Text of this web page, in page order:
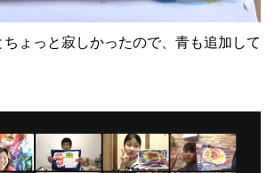
ょっと寂しかったので、青も追加して